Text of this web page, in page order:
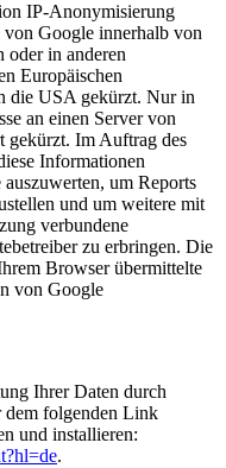
IP-Anonymisierung
Google innerhalb von
oder in anderen
Europäischen
die USA gekürzt. Nur in
an einen Server von
gekürzt. Im Auftrag des
Informationen
um Reports
und um weitere mit
verbundene
zu erbringen. Die
Browser übermittelte
von Google
Ihrer Daten durch
dem folgenden Link
und installieren:
.